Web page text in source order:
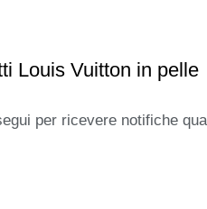
Louis Vuitton in pelle
per ricevere notifiche